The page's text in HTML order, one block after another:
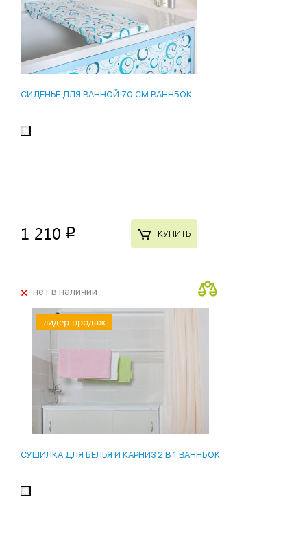
СИДЕНЬЕ ДЛЯ ВАННОЙ 70 СМ ВАННБОК
1 210 p КУПИТЬ
+нет в наличии
лидер продаж
СУШИЛКА ДЛЯ БЕЛЬЯ И КАРНИЗ 2 В 1 ВАННБОК